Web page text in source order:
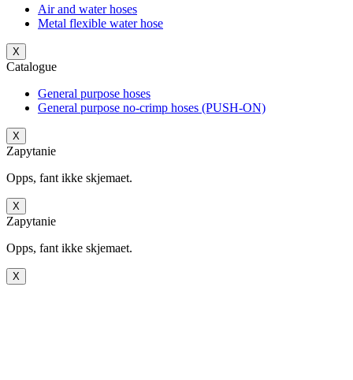
Air and water hoses
Metal flexible water hose
X
Catalogue
General purpose hoses
General purpose no-crimp hoses (PUSH-ON)
X
Zapytanie
Opps, fant ikke skjemaet.
X
Zapytanie
Opps, fant ikke skjemaet.
X